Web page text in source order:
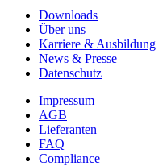
Downloads
Über uns
Karriere & Ausbildung
News & Presse
Datenschutz
Impressum
AGB
Lieferanten
FAQ
Compliance